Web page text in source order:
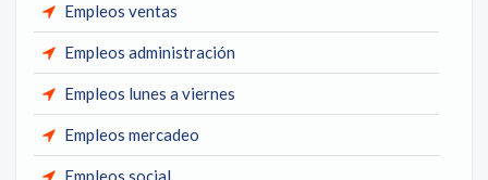
Empleos ventas
Empleos administración
Empleos lunes a viernes
Empleos mercadeo
Empleos social